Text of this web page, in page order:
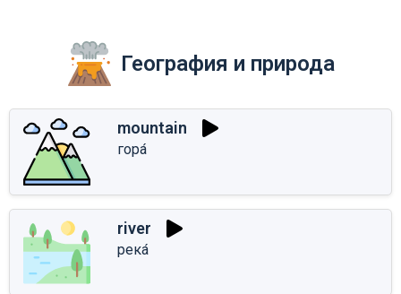
География и природа
mountain
гора́
river
река́